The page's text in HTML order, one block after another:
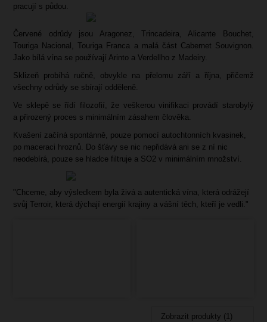
pracují s půdou.
Červené odrůdy jsou Aragonez, Trincadeira, Alicante Bouchet,
Touriga Nacional, Touriga Franca a malá část Cabernet Souvignon.
Jako bílá vína se používají Arinto a Verdellho z Madeiry.
Sklizeň probíhá ručně, obvykle na přelomu září a října, přičemž
všechny odrůdy se sbírají odděleně.
Ve sklepě se řídí filozofií, že veškerou vinifikaci provádí starobylý
a přirozený proces s minimálním zásahem člověka.
Kvašení začíná spontánně, pouze pomocí autochtonních kvasinek,
po maceraci hroznů. Do šťávy se nic nepřidává ani se z ní nic
neodebírá, pouze se hladce filtruje a SO2 v minimálním množství.
"Chceme, aby výsledkem byla živá a autentická vína, která odrážejí
svůj Terroir, která dýchají energií krajiny a vášní těch, kteří je vedli."
Zobrazit produkty (1)